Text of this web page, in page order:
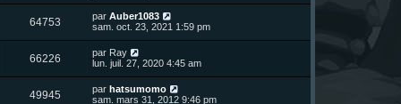
u
s
i
e
r
m
e
s
s
a
64753V
u
s
D
e
i
e
r
m
e
par Auber1083
sam. oct. 23, 2021 1:59 pm
66226V
u
D
e
i
par Ray
lun. juil. 27, 2020 4:45 am
49945V
D
e
par hatsumomo
sam. mars 31, 2012 9:46 pm